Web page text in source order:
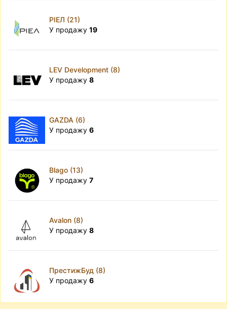
РІЕЛ (21)
У продажу 19
LEV Development (8)
У продажу 8
GAZDA (6)
У продажу 6
Blago (13)
У продажу 7
Avalon (8)
У продажу 8
ПрестижБуд (8)
У продажу 6